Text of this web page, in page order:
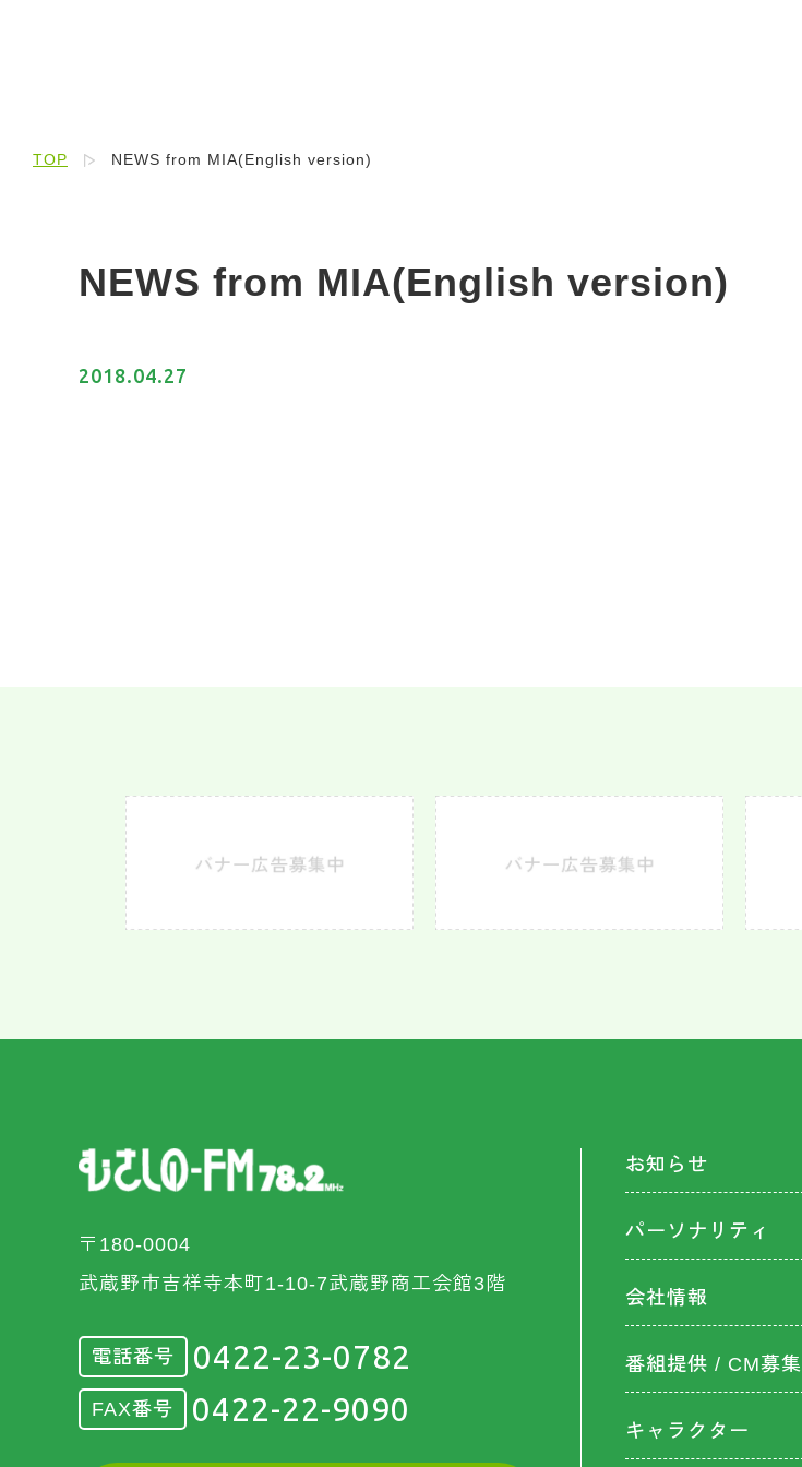
TOP NEWS from MIA(English version)
NEWS from MIA(English version)
2018.04.27
〒180-0004
武蔵野市吉祥寺本町1-10-7武蔵野商工会館3階
電話番号 0422-23-0782
FAX番号 0422-22-9090
お知らせ
パーソナリティ
会社情報
番組提供 / CM募集
キャラクター